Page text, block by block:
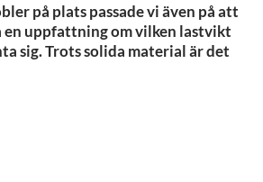
på plats passade vi även på att
en uppfattning om vilken lastvikt
sig. Trots solida material är det